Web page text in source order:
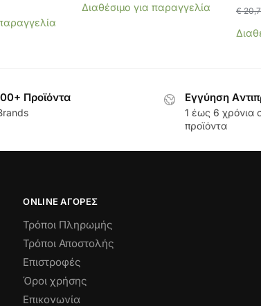
Διαθέσιμο για παραγγελία
€
Προϊόντα Εγγύηση
1 έως 6 χρόνια
προϊόντα
ONLINE ΑΓΟΡΕΣ
Τρόποι Πληρωμής
Τρόποι Αποστολής
Επιστροφές
Όροι χρήσης
Επικονωνία